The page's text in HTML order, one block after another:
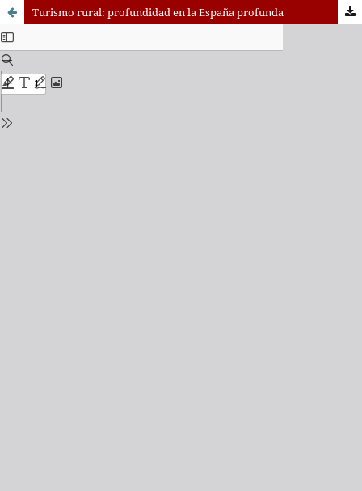
Turismo rural: profundidad en la España profunda